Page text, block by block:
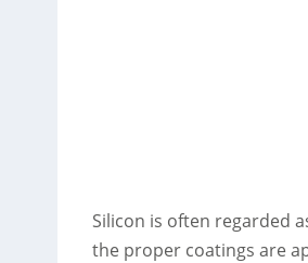
Silicon is often regarded
the proper coatings are